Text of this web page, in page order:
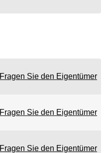
Fragen Sie den Eigentümer
Fragen Sie den Eigentümer
Fragen Sie den Eigentümer